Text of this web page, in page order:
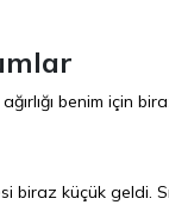
benim için
biraz küçük geldi.